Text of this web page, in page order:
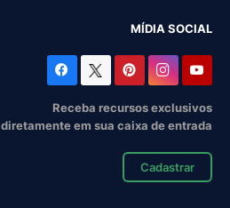
MÍDIA SOCIAL
Receba recursos exclusivos
diretamente em sua caixa de entrada
Cadastrar